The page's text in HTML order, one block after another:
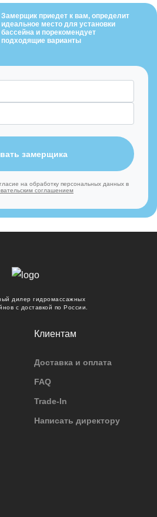
Замерщик приедет к вам, определит
идеальное место для установки
бассейна и порекомендует
подходящие варианты
на обработку персональных данных в
соглашением
замерщика
дилер гидромассажных
с доставкой по России.
Клиентам
Доставка и оплата
FAQ
Trade-In
Написать директору